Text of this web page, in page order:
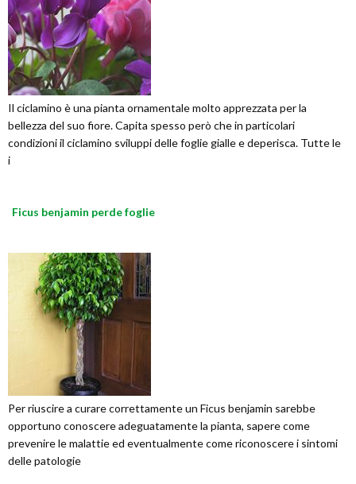
Il ciclamino è una pianta ornamentale molto apprezzata per la
bellezza del suo fiore. Capita spesso però che in particolari
condizioni il ciclamino sviluppi delle foglie gialle e deperisca. Tutte le
i
Ficus benjamin perde foglie
Per riuscire a curare correttamente un Ficus benjamin sarebbe
opportuno conoscere adeguatamente la pianta, sapere come
prevenire le malattie ed eventualmente come riconoscere i sintomi
delle patologie